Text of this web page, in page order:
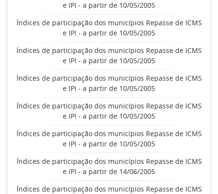
e IPI - a partir de 10/05/2005
Índices de participação dos municípios Repasse de ICMS
e IPI - a partir de 10/05/2005
Índices de participação dos municípios Repasse de ICMS
e IPI - a partir de 10/05/2005
Índices de participação dos municípios Repasse de ICMS
e IPI - a partir de 10/05/2005
Índices de participação dos municípios Repasse de ICMS
e IPI - a partir de 10/05/2005
Índices de participação dos municípios Repasse de ICMS
e IPI - a partir de 10/05/2005
Índices de participação dos municípios Repasse de ICMS
e IPI - a partir de 14/06/2005
Índices de participação dos municípios Repasse de ICMS